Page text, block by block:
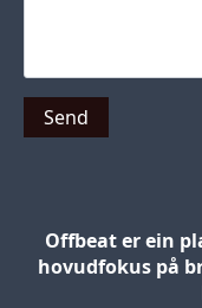
Send
Offbeat er ein
hovudfokus på